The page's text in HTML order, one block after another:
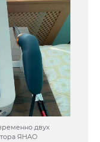
двух
ЯНАО